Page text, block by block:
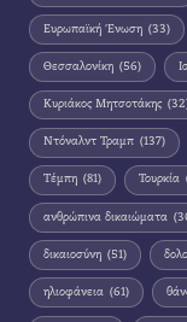
Ευρωπαϊκή Ένωση (33)
Θεσσαλονίκη (56)
Κυριάκος Μητσοτάκης
Ντόναλντ Τραμπ (137)
Τέμπη (81) Τουρκία
ανθρώπινα δικαιώματα
δικαιοσύνη (51)
ηλιοφάνεια (61)